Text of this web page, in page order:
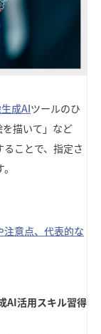
成AIツールのひ
描いて」など
ことで、指定さ
意点、代表的な
AI活用スキル習得